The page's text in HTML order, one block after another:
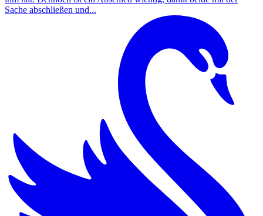
Sache abschließen und...